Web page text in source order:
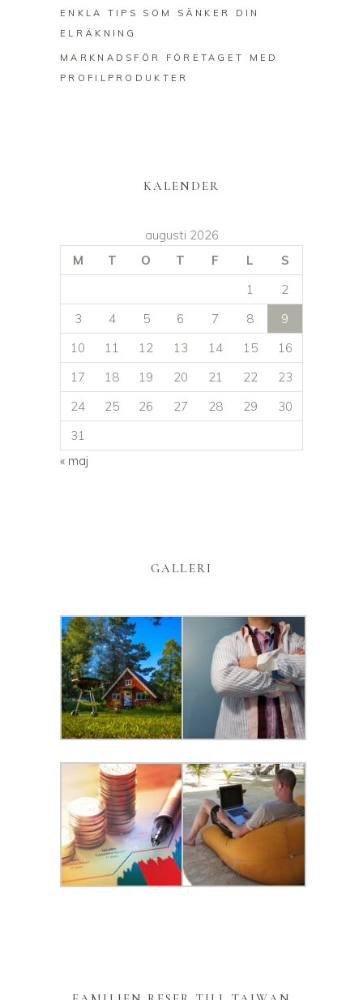
ENKLA TIPS SOM SÄNKER DIN
ELRÄKNING
MARKNADSFÖR FÖRETAGET MED
PROFILPRODUKTER
KALENDER
augusti 2026
M
T O T F L
S
1
2
3
4 5 6 7 8
9
10
11 12 13 14 15
16
17
18 19 20 21 22
23
24
25 26 27 28 29
30
31
« maj
GALLERI